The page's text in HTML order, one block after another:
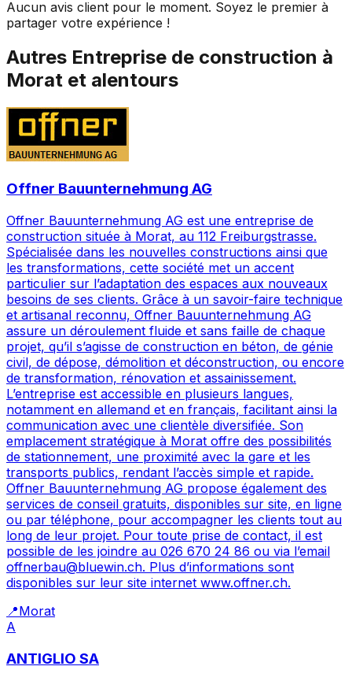
Aucun avis client pour le moment. Soyez le premier à
partager votre expérience !
Autres Entreprise de construction à
Morat et alentours
Offner Bauunternehmung AG
Offner Bauunternehmung AG est une entreprise de
construction située à Morat, au 112 Freiburgstrasse.
Spécialisée dans les nouvelles constructions ainsi que
les transformations, cette société met un accent
particulier sur l’adaptation des espaces aux nouveaux
besoins de ses clients. Grâce à un savoir-faire technique
et artisanal reconnu, Offner Bauunternehmung AG
assure un déroulement fluide et sans faille de chaque
projet, qu’il s’agisse de construction en béton, de génie
civil, de dépose, démolition et déconstruction, ou encore
de transformation, rénovation et assainissement.
L’entreprise est accessible en plusieurs langues,
notamment en allemand et en français, facilitant ainsi la
communication avec une clientèle diversifiée. Son
emplacement stratégique à Morat offre des possibilités
de stationnement, une proximité avec la gare et les
transports publics, rendant l’accès simple et rapide.
Offner Bauunternehmung AG propose également des
services de conseil gratuits, disponibles sur site, en ligne
ou par téléphone, pour accompagner les clients tout au
long de leur projet. Pour toute prise de contact, il est
possible de les joindre au 026 670 24 86 ou via l’email
offnerbau@bluewin.ch. Plus d’informations sont
disponibles sur leur site internet www.offner.ch.
📍Morat
A
ANTIGLIO SA